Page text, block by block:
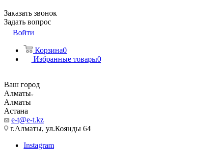
Заказать звонок
Задать вопрос
Войти
Корзина0
Избранные товары0
Ваш город
Алматы
Алматы
Астана
e-t@e-t.kz
г.Алматы, ул.Коянды 64
Instagram